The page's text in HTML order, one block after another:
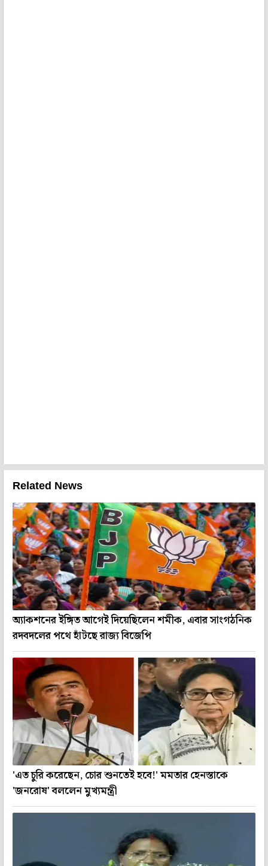
Related News
অ্যাকশনের ইঙ্গিত আগেই দিয়েছিলেন শমীক, এবার সাংগঠনিক
রদবদলের পথে হাঁটছে রাজ্য বিজেপি
'এত চুরি করেছেন, চোর শুনতেই হবে!' মমতার হেনস্তাকে
'জনরোষ' বললেন মুখ্যমন্ত্রী